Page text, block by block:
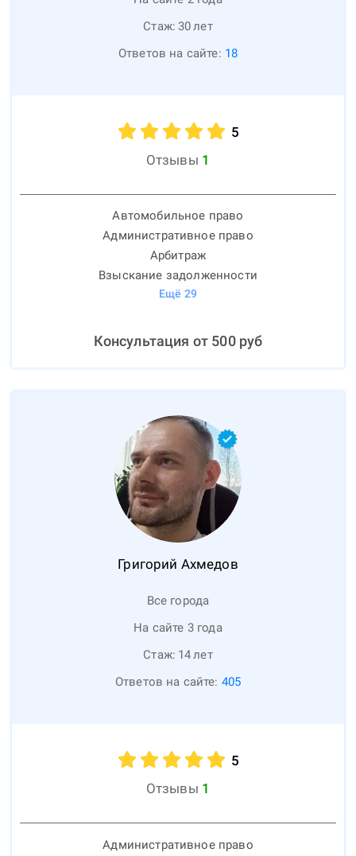
Стаж: 30лет
Ответов на сайте: 18
5
Отзывы 1
Автомобильное право
Административное право
Арбитраж
Взыскание задолженности
Ещё 29
Консультация от 500руб
Григорий Ахмедов
Все города
На сайте 3 года
Стаж: 14лет
Ответов на сайте: 405
5
Отзывы 1
Административное право